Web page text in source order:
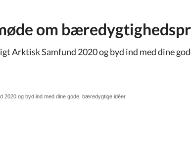
om
Arktisk Samfund 2020 og byd ind med dine
og byd ind med dine gode, bæredygtige idéer.